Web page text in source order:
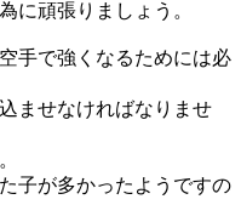
に頑張りましょう。
手で強くなるためには必
ませなければなりませ
子が多かったようですの